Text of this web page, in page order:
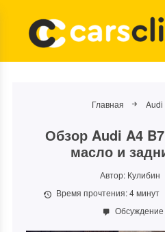
Главная Audi
Обзор Audi A4
масло и
Автор: Кулибин
Время прочтения:4минут
Обсуждение